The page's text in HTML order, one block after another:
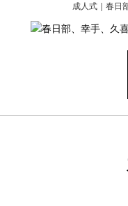
成人式｜春日